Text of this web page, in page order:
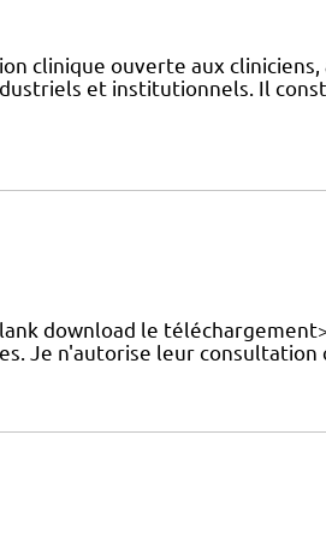
clinique ouverte aux cliniciens,
et institutionnels. Il
download le
Je n'autorise leur consultation